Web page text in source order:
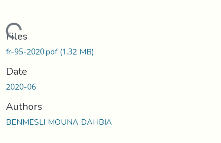
Loading...
Files
fr-95-2020.pdf(1.32 MB)
Date
2020-06
Authors
BENMESLI MOUNA DAHBIA